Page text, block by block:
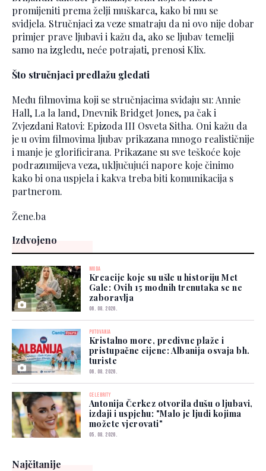
promijeniti prema želji muškarca, kako bi mu se
svidjela. Stručnjaci za veze smatraju da ni ovo nije dobar
primjer prave ljubavi i kažu da, ako se ljubav temelji
samo na izgledu, neće potrajati, prenosi Klix.
Što stručnjaci predlažu gledati
Među filmovima koji se stručnjacima sviđaju su: Annie
Hall, La la land, Dnevnik Bridget Jones, pa čak i
Zvjezdani Ratovi: Epizoda III Osveta Sitha. Oni kažu da
je u ovim filmovima ljubav prikazana mnogo realističnije
i manje je glorificirana. Prikazane su sve teškoće koje
podrazumijeva veza, uključujući napore koje činimo
kako bi ona uspjela i kakva treba biti komunikacija s
partnerom.
Žene.ba
Izdvojeno
MODA
Kreacije koje su ušle u historiju Met
Gale: Ovih 15 modnih trenutaka se ne
zaboravlja
06. 08. 2026.
PUTOVANJA
Kristalno more, predivne plaže i
pristupačne cijene: Albanija osvaja bh.
turiste
06. 08. 2026.
CELEBRITY
Antonija Čerkez otvorila dušu o ljubavi,
izdaji i uspjehu: "Malo je ljudi kojima
možete vjerovati"
05. 08. 2026.
Najčitanije